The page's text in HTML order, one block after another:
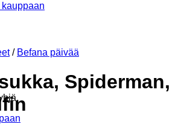
/ Befana päivää
Spiderman,